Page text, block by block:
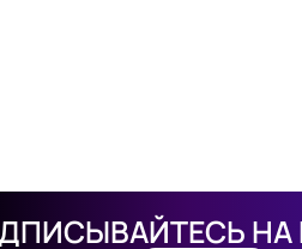
НА